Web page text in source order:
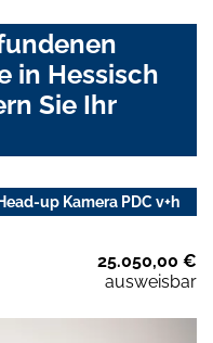
in Hessisch
Sie Ihr
up Kamera PDC v+h
25.050,00 €
ausweisbar